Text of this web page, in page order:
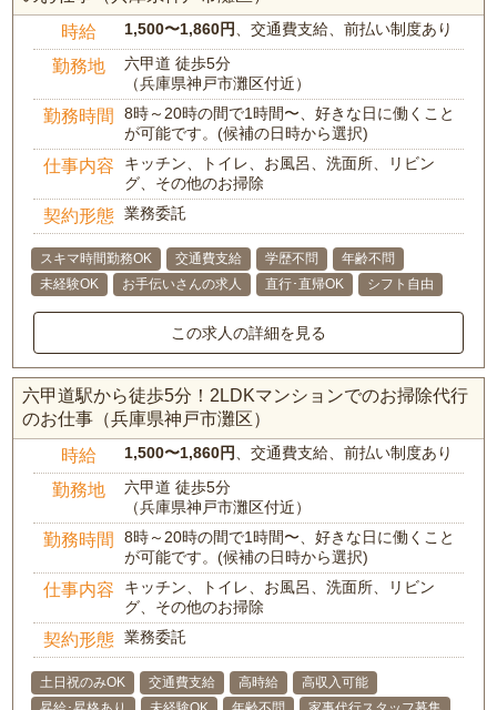
時給 1,500〜1,860円 、交通費支給、前払い制度あり
勤務地
六甲道 徒歩5分
（兵庫県神戸市灘区付近）
勤務時間
8時～20時の間で1時間〜、好きな日に働くこと
が可能です。(候補の日時から選択)
仕事内容
キッチン、トイレ、お風呂、洗面所、リビン
グ、その他のお掃除
契約形態 業務委託
スキマ時間勤務OK 交通費支給 学歴不問
年齢不問
未経験OK
お手伝いさんの求人 直行･直帰OK シフト自由
この求人の詳細を見る
六甲道駅から徒歩5分！2LDKマンションでのお掃除代行
のお仕事（兵庫県神戸市灘区）
時給 1,500〜1,860円 、交通費支給、前払い制度あり
勤務地
六甲道 徒歩5分
（兵庫県神戸市灘区付近）
勤務時間
8時～20時の間で1時間〜、好きな日に働くこと
が可能です。(候補の日時から選択)
仕事内容
キッチン、トイレ、お風呂、洗面所、リビン
グ、その他のお掃除
契約形態 業務委託
土日祝のみOK 交通費支給 高時給
高収入可能